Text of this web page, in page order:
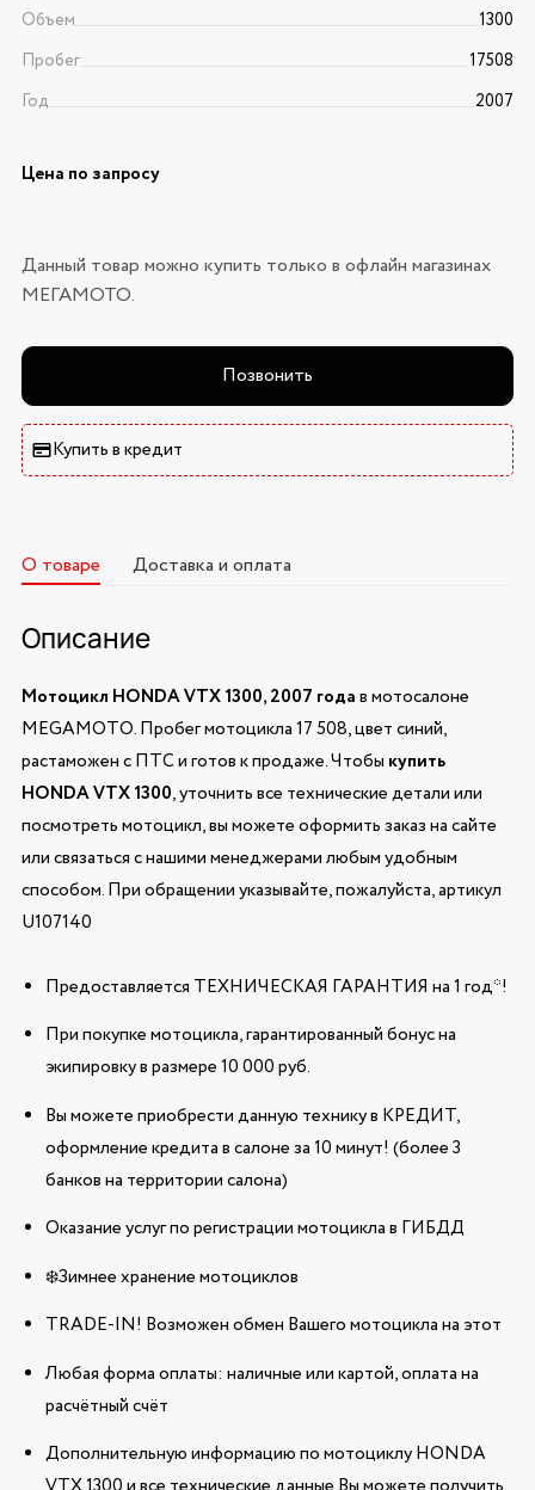
Объем
1300
Пробег
17508
Год
2007
Цена по запросу
Данный товар можно купить только в офлайн магазинах
МЕГАМОТО.
Позвонить
Купить в кредит
О товаре Доставка и оплата
Описание
Мотоцикл HONDA VTX 1300, 2007 годав мотосалоне
MEGAMOTO. Пробег мотоцикла 17 508, цвет синий,
растаможен с ПТС и готов к продаже. Чтобы купить
HONDA VTX 1300, уточнить все технические детали или
посмотреть мотоцикл, вы можете оформить заказ на сайте
или связаться с нашими менеджерами любым удобным
способом. При обращении указывайте, пожалуйста, артикул
U107140
Предоставляется ТЕХНИЧЕСКАЯ ГАРАНТИЯ на 1 год*!
При покупке мотоцикла, гарантированный бонус на
экипировку в размере 10 000 руб.
Вы можете приобрести данную технику в КРЕДИТ,
оформление кредита в салоне за 10 минут! (более 3
банков на территории салона)
Оказание услуг по регистрации мотоцикла в ГИБДД
❄️Зимнее хранение мотоциклов
TRADE-IN! Возможен обмен Вашего мотоцикла на этот
Любая форма оплаты: наличные или картой, оплата на
расчётный счёт
Дополнительную информацию по мотоциклу HONDA